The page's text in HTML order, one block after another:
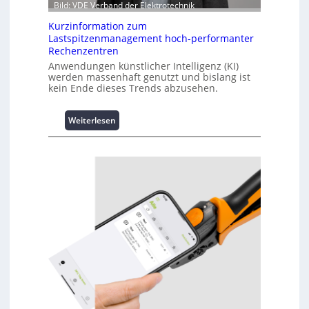
Bild: VDE Verband der Elektrotechnik
Kurzinformation zum
Lastspitzenmanagement hoch-performanter
Rechenzentren
Anwendungen künstlicher Intelligenz (KI)
werden massenhaft genutzt und bislang ist
kein Ende dieses Trends abzusehen.
Weiterlesen:
K
r
f
o